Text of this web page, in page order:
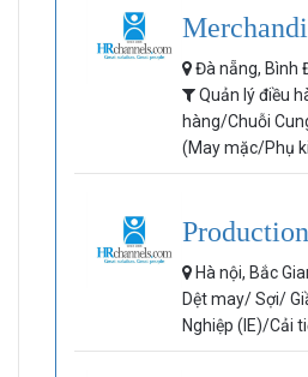
Đà nẵng, Bình
Quản lý điều
hàng/Chuỗi
(May mặc/Phụ
Hà nội, Bắc
Dệt may/ Sợi/
Nghiệp (IE)/Cải